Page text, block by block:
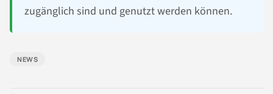
zugänglich sind und genutzt werden können.
NEWS